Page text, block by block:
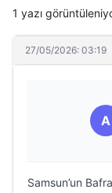
1 yazı
27/05/2026: 03:19
A
Samsun’un